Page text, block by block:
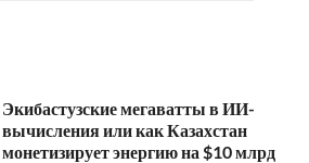
Экибастузские мегаватты в ИИ-
вычисления или как Казахстан
монетизирует энергию на $10 млрд